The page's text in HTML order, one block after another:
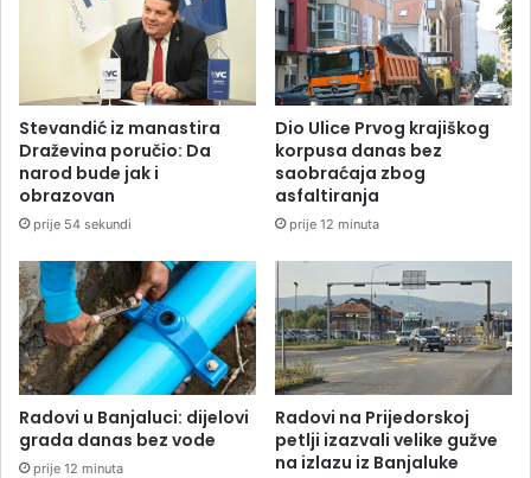
Stevandić iz manastira
Draževina poručio: Da
narod bude jak i
obrazovan
prije 54 sekundi
Dio Ulice Prvog krajiškog
korpusa danas bez
saobraćaja zbog
asfaltiranja
prije 12 minuta
Radovi u Banjaluci: dijelovi
grada danas bez vode
prije 12 minuta
Radovi na Prijedorskoj
petlji izazvali velike gužve
na izlazu iz Banjaluke